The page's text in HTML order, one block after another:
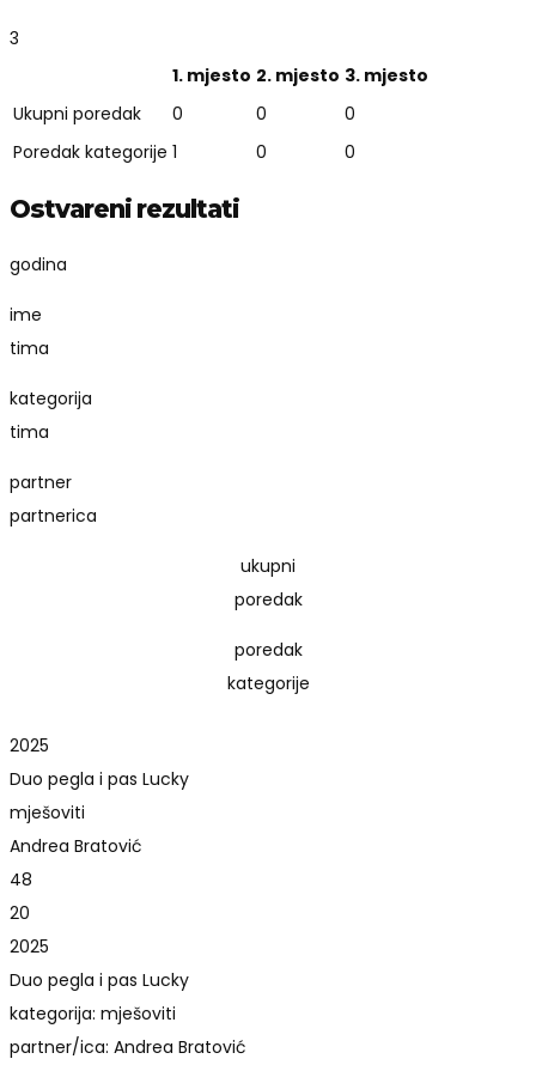
3
1. mjesto 2. mjesto 3. mjesto
Ukupni poredak
0 0
0
Poredak kategorije 1 0 0
Ostvareni rezultati
godina
ime
tima
kategorija
tima
partner
partnerica
ukupni
poredak
poredak
kategorije
2025
Duo pegla i pas Lucky
mješoviti
Andrea Bratović
48
20
2025
Duo pegla i pas Lucky
kategorija: mješoviti
partner/ica: Andrea Bratović